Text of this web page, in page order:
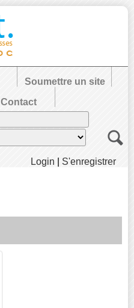
Soumettre un site
Contact
Login
S'enregistrer